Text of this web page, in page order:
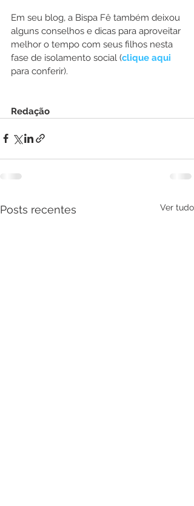
Em seu blog, a Bispa Fê também deixou
alguns conselhos e dicas para aproveitar
melhor o tempo com seus filhos nesta
fase de isolamento social (clique aqui
para conferir).
Redação
Posts recentes Ver tudo